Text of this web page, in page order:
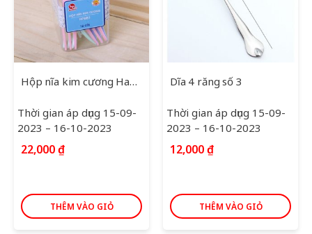
Hộp nĩa kim cương Haphaco
Thời gian áp dụng 15-09-
2023 – 16-10-2023
22,000₫
THÊM VÀO GIỎ
Dĩa 4 răng số 3
Thời gian áp dụng 15-09-
2023 – 16-10-2023
12,000₫
THÊM VÀO GIỎ